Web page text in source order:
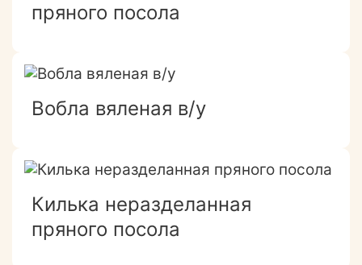
пряного посола
Вобла вяленая в/у
Килька неразделанная
пряного посола